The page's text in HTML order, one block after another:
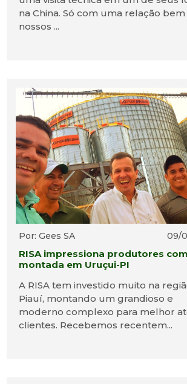
na China. Só com uma relação
nossos ...
Por: Gees SA 09/
RISA impressiona produtores
montada em Uruçui-PI
A RISA tem investido muito na
Piauí, montando um grandioso e
moderno complexo para melhor
clientes. Recebemos recentem...